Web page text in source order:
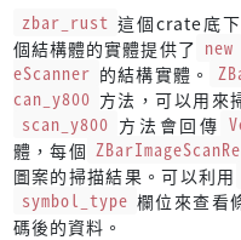
zbar_rust 這個crate底
個結構體的實體提供了 new
eScanner 的結構實體。
can_y800 方法，可以用來
scan_y800 方法會回傳
體，每個
圖案的掃描結果。可以利用
symbol_type 欄位來查看
碼後的資料。